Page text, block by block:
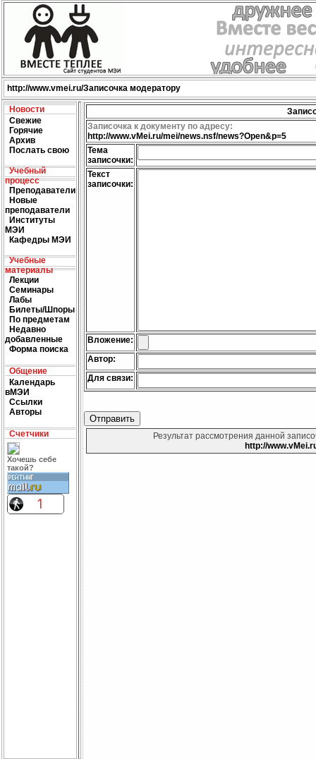
http://www.vmei.ru/Записочка модератору
Новости
Свежие
Горячие
Архив
Послать свою
Учебный
процесс
Преподаватели
Новые
преподаватели
Институты
МЭИ
Кафедры МЭИ
Учебные
материалы
Лекции
Семинары
Лабы
Билеты/Шпоры
По предметам
Недавно
добавленные
Форма поиска
Общение
Календарь
вМЭИ
Ссылки
Авторы
Счетчики
Хочешь себе
такой?
Записочка к документу по адресу:
http://www.vMei.ru/mei/news.nsf/news?Open&p=5
Тема
записочки:
Текcт
записочки:
Вложение:
Автор:
Для связи:
Результат рассмотрения данной
http://